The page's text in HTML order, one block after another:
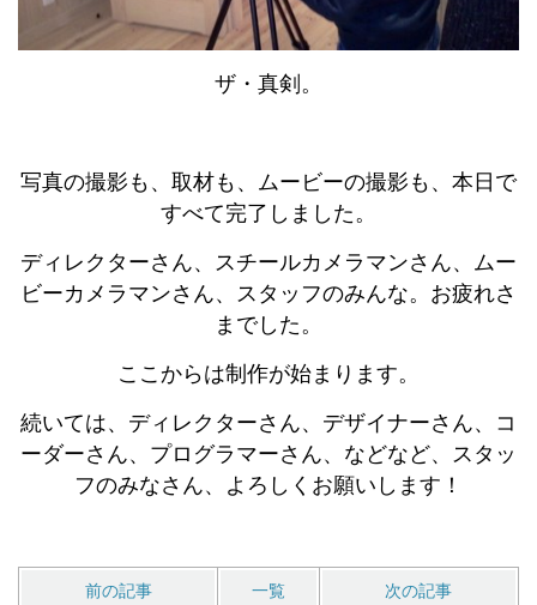
ザ・真剣。
写真の撮影も、取材も、ムービーの撮影も、本日で
すべて完了しました。
ディレクターさん、スチールカメラマンさん、ムー
ビーカメラマンさん、スタッフのみんな。お疲れさ
までした。
ここからは制作が始まります。
続いては、ディレクターさん、デザイナーさん、コ
ーダーさん、プログラマーさん、などなど、スタッ
フのみなさん、よろしくお願いします！
前の記事 一覧 次の記事